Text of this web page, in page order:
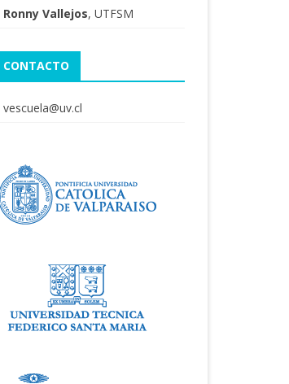
Ronny Vallejos, UTFSM
CONTACTO
vescuela@uv.cl